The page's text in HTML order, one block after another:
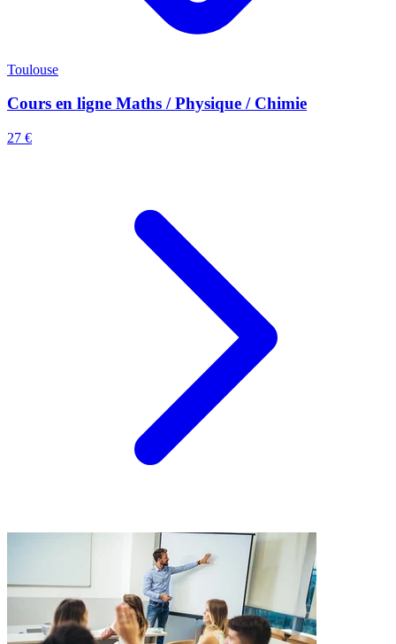
Toulouse
Cours en ligne Maths / Physique / Chimie
27 €